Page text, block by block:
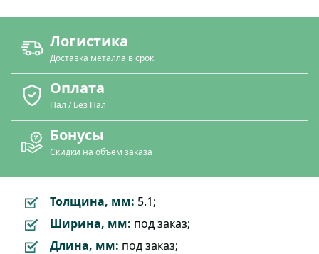
Логистика
Доставка металла в срок
Оплата
Нал / Без Нал
Бонусы
Скидки на объем заказа
Толщина, мм: 5.1;
Ширина, мм: под заказ;
Длина, мм: под заказ;